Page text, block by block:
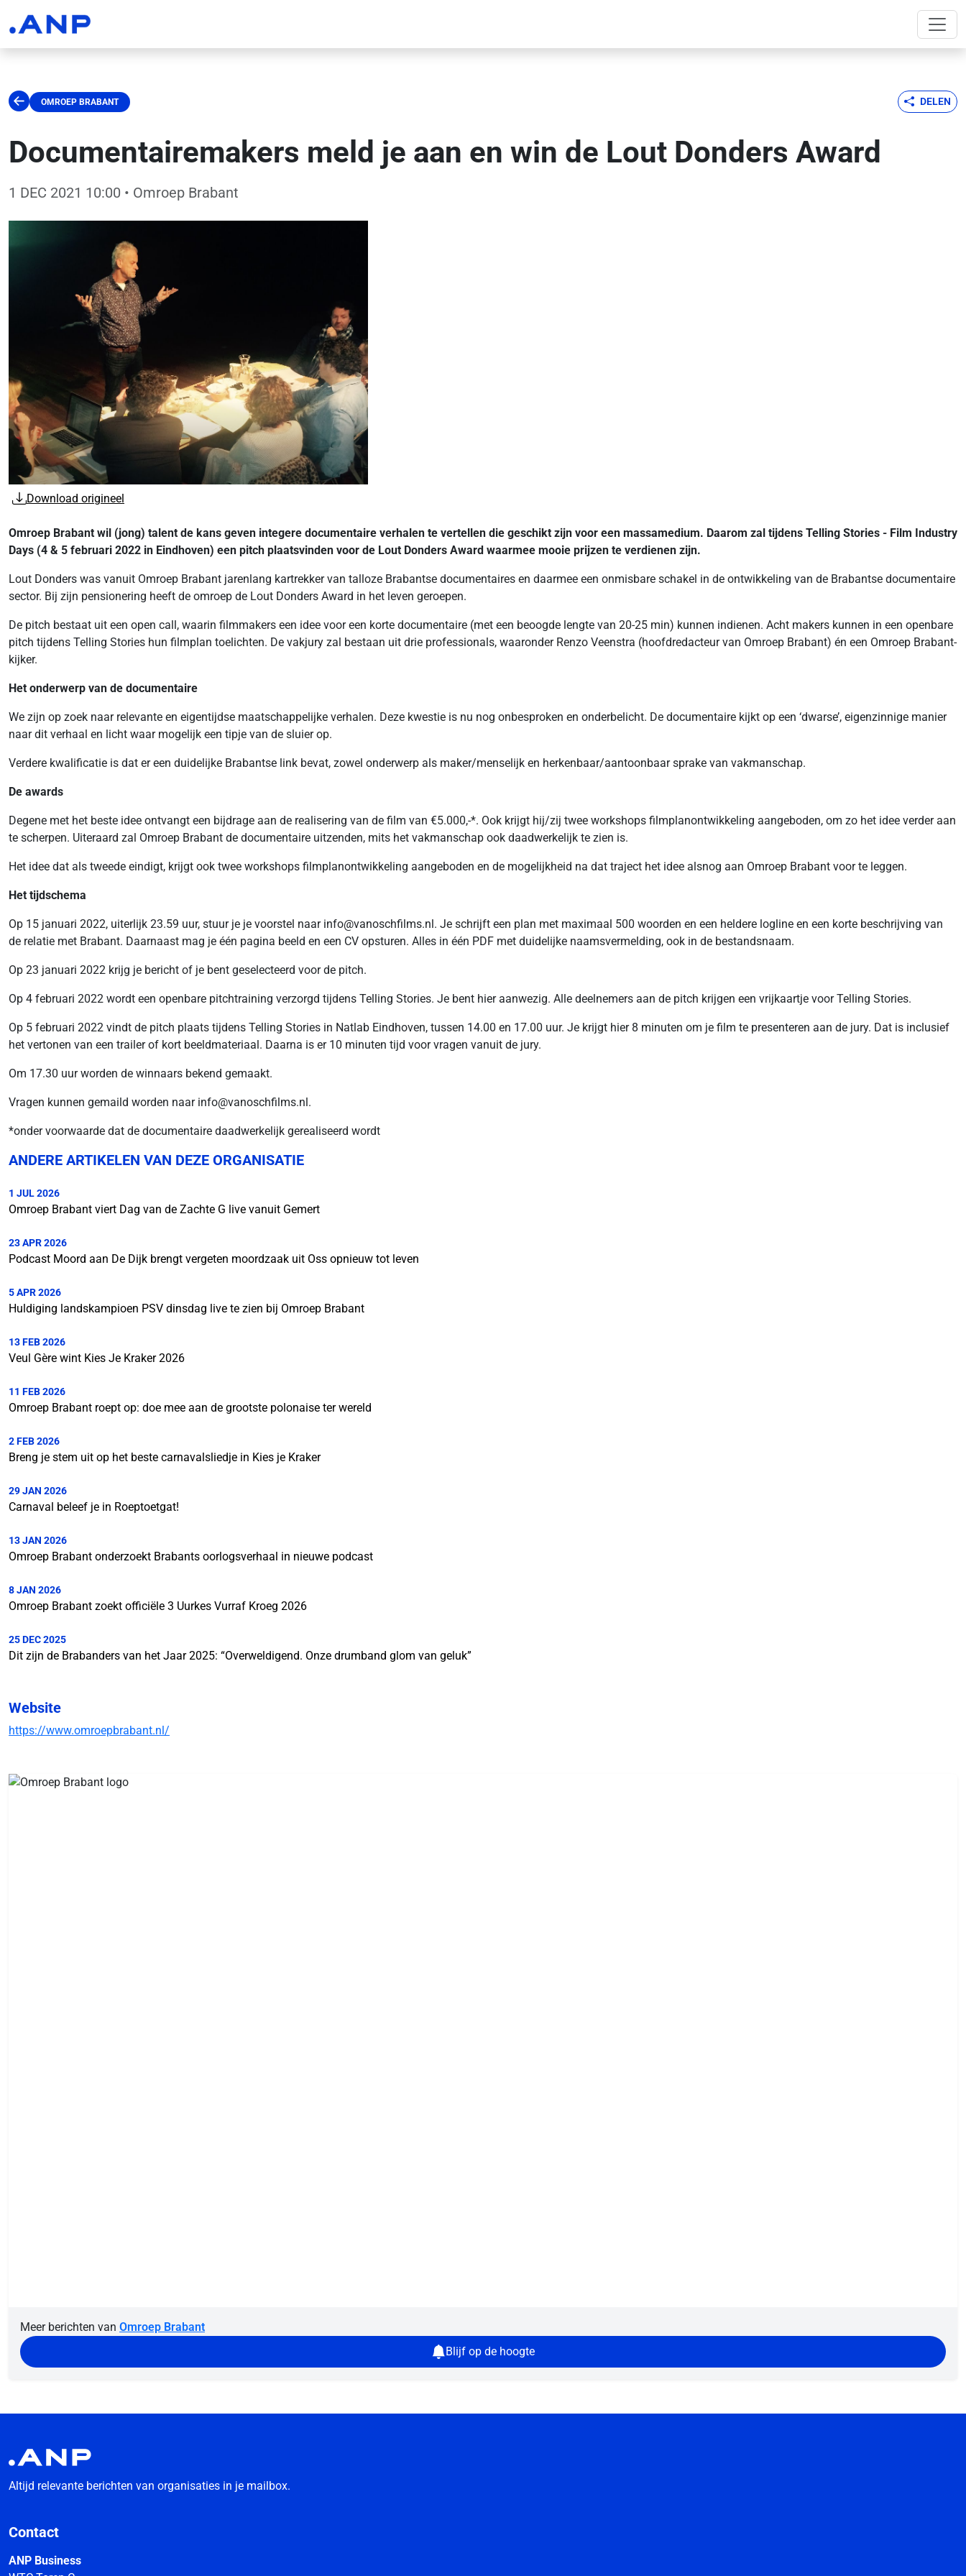
OMROEP BRABANT DELEN
Documentairemakers meld je aan en win de Lout Donders Award
1 DEC 2021 10:00 • Omroep Brabant
Download origineel
Omroep Brabant wil (jong) talent de kans geven integere documentaire verhalen te vertellen die geschikt zijn voor een massamedium. Daarom zal tijdens Telling Stories - Film Industry
Days (4 & 5 februari 2022 in Eindhoven) een pitch plaatsvinden voor de Lout Donders Award waarmee mooie prijzen te verdienen zijn.
Lout Donders was vanuit Omroep Brabant jarenlang kartrekker van talloze Brabantse documentaires en daarmee een onmisbare schakel in de ontwikkeling van de Brabantse documentaire
sector. Bij zijn pensionering heeft de omroep de Lout Donders Award in het leven geroepen.
De pitch bestaat uit een open call, waarin filmmakers een idee voor een korte documentaire (met een beoogde lengte van 20-25 min) kunnen indienen. Acht makers kunnen in een openbare
pitch tijdens Telling Stories hun filmplan toelichten. De vakjury zal bestaan uit drie professionals, waaronder Renzo Veenstra (hoofdredacteur van Omroep Brabant) én een Omroep Brabant-
kijker.
Het onderwerp van de documentaire
We zijn op zoek naar relevante en eigentijdse maatschappelijke verhalen. Deze kwestie is nu nog onbesproken en onderbelicht. De documentaire kijkt op een ‘dwarse’, eigenzinnige manier
naar dit verhaal en licht waar mogelijk een tipje van de sluier op.
Verdere kwalificatie is dat er een duidelijke Brabantse link bevat, zowel onderwerp als maker/menselijk en herkenbaar/aantoonbaar sprake van vakmanschap.
De awards
Degene met het beste idee ontvangt een bijdrage aan de realisering van de film van €5.000,-*. Ook krijgt hij/zij twee workshops filmplanontwikkeling aangeboden, om zo het idee verder aan
te scherpen. Uiteraard zal Omroep Brabant de documentaire uitzenden, mits het vakmanschap ook daadwerkelijk te zien is.
Het idee dat als tweede eindigt, krijgt ook twee workshops filmplanontwikkeling aangeboden en de mogelijkheid na dat traject het idee alsnog aan Omroep Brabant voor te leggen.
Het tijdschema
Op 15 januari 2022, uiterlijk 23.59 uur, stuur je je voorstel naar info@vanoschfilms.nl. Je schrijft een plan met maximaal 500 woorden en een heldere logline en een korte beschrijving van
de relatie met Brabant. Daarnaast mag je één pagina beeld en een CV opsturen. Alles in één PDF met duidelijke naamsvermelding, ook in de bestandsnaam.
Op 23 januari 2022 krijg je bericht of je bent geselecteerd voor de pitch.
Op 4 februari 2022 wordt een openbare pitchtraining verzorgd tijdens Telling Stories. Je bent hier aanwezig. Alle deelnemers aan de pitch krijgen een vrijkaartje voor Telling Stories.
Op 5 februari 2022 vindt de pitch plaats tijdens Telling Stories in Natlab Eindhoven, tussen 14.00 en 17.00 uur. Je krijgt hier 8 minuten om je film te presenteren aan de jury. Dat is inclusief
het vertonen van een trailer of kort beeldmateriaal. Daarna is er 10 minuten tijd voor vragen vanuit de jury.
Om 17.30 uur worden de winnaars bekend gemaakt.
Vragen kunnen gemaild worden naar info@vanoschfilms.nl.
*onder voorwaarde dat de documentaire daadwerkelijk gerealiseerd wordt
ANDERE ARTIKELEN VAN DEZE ORGANISATIE
1 JUL 2026
Omroep Brabant viert Dag van de Zachte G live vanuit Gemert
23 APR 2026
Podcast Moord aan De Dijk brengt vergeten moordzaak uit Oss opnieuw tot leven
5 APR 2026
Huldiging landskampioen PSV dinsdag live te zien bij Omroep Brabant
13 FEB 2026
Veul Gère wint Kies Je Kraker 2026
11 FEB 2026
Omroep Brabant roept op: doe mee aan de grootste polonaise ter wereld
2 FEB 2026
Breng je stem uit op het beste carnavalsliedje in Kies je Kraker
29 JAN 2026
Carnaval beleef je in Roeptoetgat!
13 JAN 2026
Omroep Brabant onderzoekt Brabants oorlogsverhaal in nieuwe podcast
8 JAN 2026
Omroep Brabant zoekt officiële 3 Uurkes Vurraf Kroeg 2026
25 DEC 2025
Dit zijn de Brabanders van het Jaar 2025: “Overweldigend. Onze drumband glom van geluk”
Website
https://www.omroepbrabant.nl/
Meer berichten van Omroep Brabant
Blijf op de hoogte
Altijd relevante berichten van organisaties in je mailbox.
Contact
ANP Business